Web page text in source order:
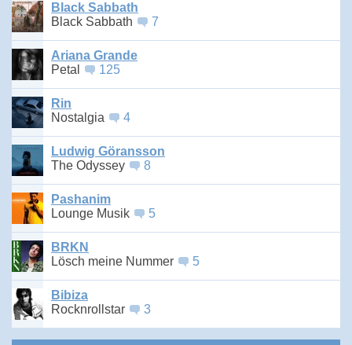
Black Sabbath
Black Sabbath
7
Ariana Grande
Petal
125
Rin
Nostalgia
4
Ludwig Göransson
The Odyssey
8
Pashanim
Lounge Musik
5
BRKN
Lösch meine Nummer
5
Bibiza
Rocknrollstar
3